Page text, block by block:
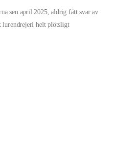
sen april 2025, aldrig fått svar av
lurendrejeri helt plötsligt